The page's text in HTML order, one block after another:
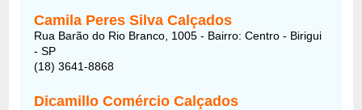
Camila Peres Silva Calçados
Rua Barão do Rio Branco, 1005 - Bairro: Centro - Birigui
- SP
(18) 3641-8868
Dicamillo Comércio Calçados